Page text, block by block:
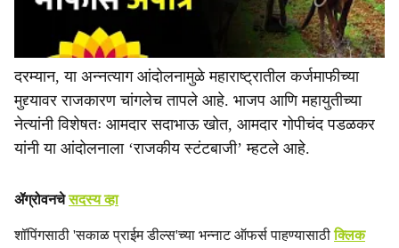
दरम्यान, या अन्नत्याग आंदोलनामुळे महाराष्ट्रातील कर्जमाफीच्या
मुद्द्यावर राजकारण चांगलेच तापले आहे. भाजप आणि महायुतीच्या
नेत्यांनी विशेषतः आमदार सदाभाऊ खोत, आमदार गोपीचंद पडळकर
यांनी या आंदोलनाला ‘राजकीय स्टंटबाजी’ म्हटले आहे.
ॲग्रोवनचेसदस्य व्हा
शॉपिंगसाठी 'सकाळ प्राईम डील्स'च्या भन्नाट ऑफर्स पाहण्यासाठीक्लिक